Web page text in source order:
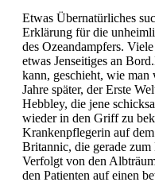
Etwas Übernatürliches
Erklärung für die
des Ozeandampfers.
etwas Jenseitiges an
kann, geschieht, wie
Jahre später, der Erste
Hebbley, die jene
wieder in den Griff zu
Krankenpflegerin auf
Britannic, die gerade
Verfolgt von den
den Patienten auf einen